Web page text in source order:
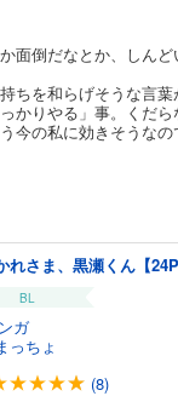
面倒だなとか、しん
ちを和らげそうな言葉
かりやる」事。くだら
今の私に効きそうなの
れさま、黒瀬くん【24P
BL
ガ
っちょ
(8)